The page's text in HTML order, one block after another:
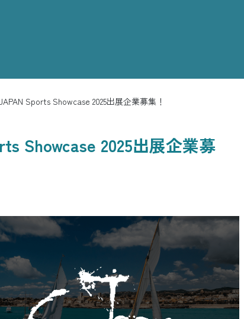
Sports Showcase 2025出展企業募集！
Showcase 2025出展企業募